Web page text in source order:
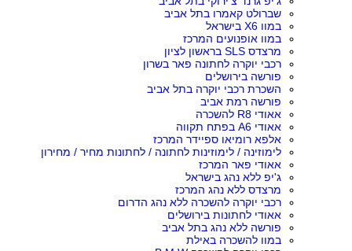
שברולט קאמרו בתל אביב
במוו X6 בישראל
במוו אופנועים המרכז
מרצדס SLS בראשון לציון
רכבי יוקרה לחתונה פאר בשרון
פורשה בירושלים
השכרת רכבי יוקרה בתל אביב
פורשה רמת אביב
אאודי R8 להשכרה
אאודי A6 בפתח תקווה
אלפא רומיאו ספיידר המרכז
לימוזינה / לימוזינות לחתונה / לחתונות מחיר / מחירון
אאודי פאר המרכז
ג'יפ ללא נהג בישראל
מרצדס ללא נהג המרכז
רכבי יוקרה להשכרה ללא נהג הדרום
אאודי לחתונות בירושלים
פורשה ללא נהג בתל אביב
במוו להשכרה באילת